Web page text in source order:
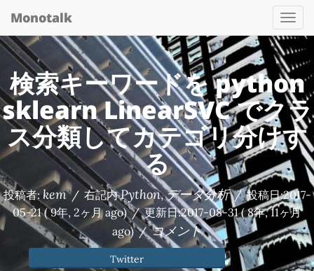
Monotalk
検索キーワードを python
sklearn LinearSVC でクラ
ス分類してカテゴリ分けす
る
投稿者:kem / 右記内Python,データ分析 / 投稿日:2017-
05-21( 9年, 2ヶ月 ago) / 更新日:2017-08-31( 8年, 11ヶ月
ago) / コメント
Twitter